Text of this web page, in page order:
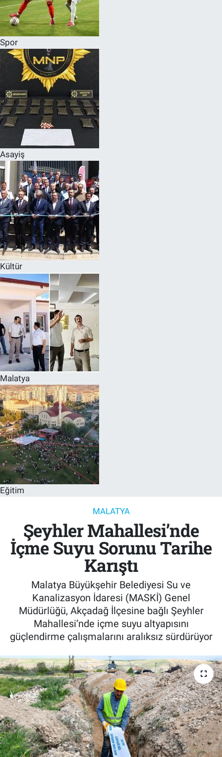
Spor
Asayiş
Kültür
Malatya
Eğitim
MALATYA
Şeyhler Mahallesi’nde
İçme Suyu Sorunu Tarihe
Karıştı
Malatya Büyükşehir Belediyesi Su ve
Kanalizasyon İdaresi (MASKİ) Genel
Müdürlüğü, Akçadağ İlçesine bağlı Şeyhler
Mahallesi’nde içme suyu altyapısını
güçlendirme çalışmalarını aralıksız sürdürüyor